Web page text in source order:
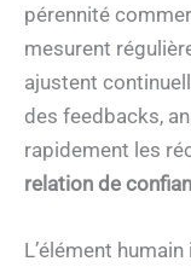
pérennité
mesurent
ajustent
des feedbacks,
rapidement les
relation de
L’élément